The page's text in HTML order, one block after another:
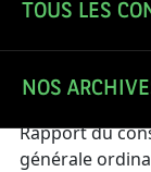
TOUS LES
NOS
Mise à jour le : 9 Déc
Rapport du
générale